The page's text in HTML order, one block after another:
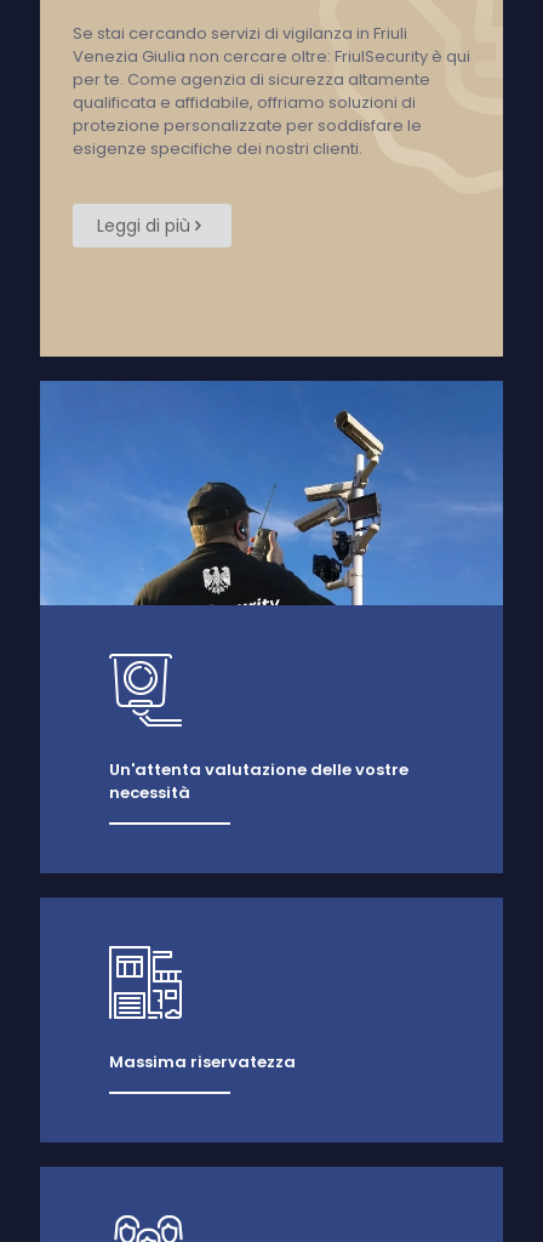
Se stai cercando servizi di vigilanza in Friuli
Venezia Giulia non cercare oltre: FriulSecurity è qui
per te. Come agenzia di sicurezza altamente
qualificata e affidabile, offriamo soluzioni di
protezione personalizzate per soddisfare le
esigenze specifiche dei nostri clienti.
Leggi di più
Un'attenta valutazione delle vostre
necessità
Massima riservatezza